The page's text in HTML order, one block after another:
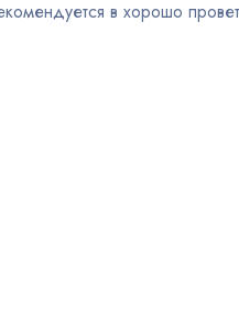
в хорошо